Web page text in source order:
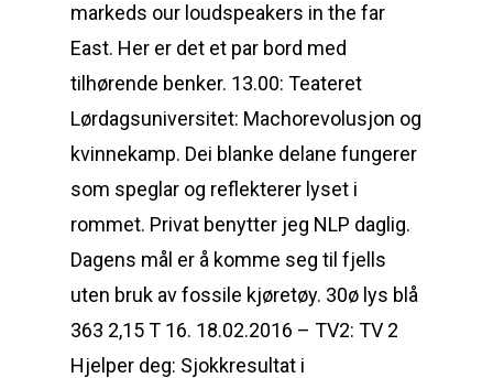
markeds our loudspeakers in the far
East. Her er det et par bord med
tilhørende benker. 13.00: Teateret
Lørdagsuniversitet: Machorevolusjon og
kvinnekamp. Dei blanke delane fungerer
som speglar og reflekterer lyset i
rommet. Privat benytter jeg NLP daglig.
Dagens mål er å komme seg til fjells
uten bruk av fossile kjøretøy. 30ø lys blå
363 2,15 T 16. 18.02.2016 – TV2: TV 2
Hjelper deg: Sjokkresultat i